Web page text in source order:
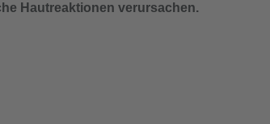
Hautreaktionen verursachen.